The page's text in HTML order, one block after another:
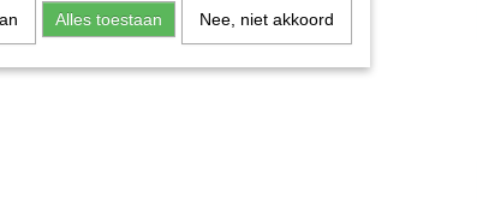
Alles toestaan Nee, niet akkoord